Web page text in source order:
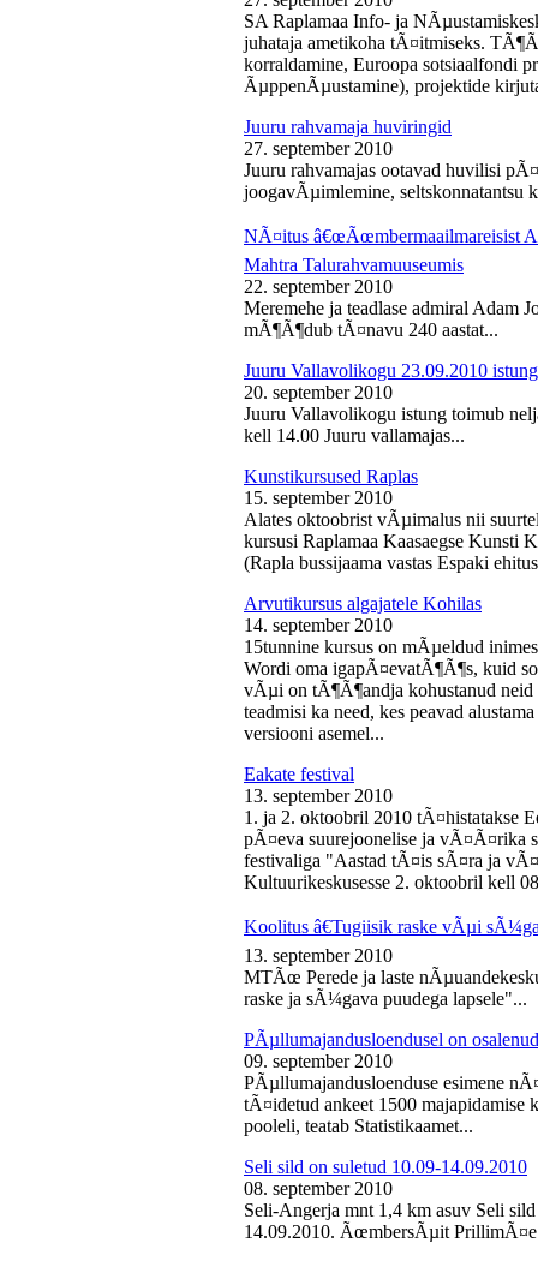
SA Raplamaa Info- ja
juhataja ametikoha tÃ¤itmiseks.
korraldamine, Euroopa sotsiaalfondi
ÃµppenÃµustamine), projektide
Juuru rahvamaja huviringid
27. september 2010
Juuru rahvamajas ootavad huvilisi
joogavÃµimlemine, seltskonnatantsu
NÃ¤itus â€œÃœmbermaailmareisist
Mahtra Talurahvamuuseumis
22. september 2010
Meremehe ja teadlase admiral Adam
mÃ¶Ã¶dub tÃ¤navu 240 aastat...
Juuru Vallavolikogu 23.09.2010 istung
20. september 2010
Juuru Vallavolikogu istung toimub
kell 14.00 Juuru vallamajas...
Kunstikursused Raplas
15. september 2010
Alates oktoobrist vÃµimalus nii
kursusi Raplamaa Kaasaegse Kunsti
(Rapla bussijaama vastas Espaki
Arvutikursus algajatele Kohilas
14. september 2010
15tunnine kursus on mÃµeldud
Wordi oma igapÃ¤evatÃ¶Ã¶s, kuid
vÃµi on tÃ¶Ã¶andja kohustanud neid
teadmisi ka need, kes peavad
versiooni asemel...
Eakate festival
13. september 2010
1. ja 2. oktoobril 2010 tÃ¤histatakse
pÃ¤eva suurejoonelise ja vÃ¤Ã¤rika
festivaliga "Aastad tÃ¤is sÃ¤ra ja
Kultuurikeskusesse 2. oktoobril kell
Koolitus â€Tugiisik raske vÃµi
13. september 2010
MTÃœ Perede ja laste
raske ja sÃ¼gava puudega lapsele"...
PÃµllumajandusloendusel on
09. september 2010
PÃµllumajandusloenduse esimene
tÃ¤idetud ankeet 1500 majapidamise
pooleli, teatab Statistikaamet...
Seli sild on suletud 10.09-14.09.2010
08. september 2010
Seli-Angerja mnt 1,4 km asuv Seli
14.09.2010. ÃœmbersÃµit